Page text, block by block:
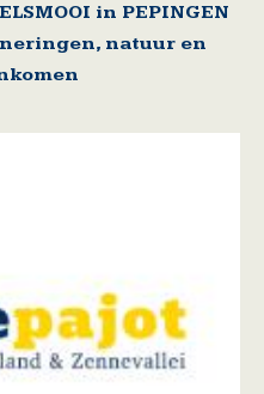
in PEPINGEN
natuur en